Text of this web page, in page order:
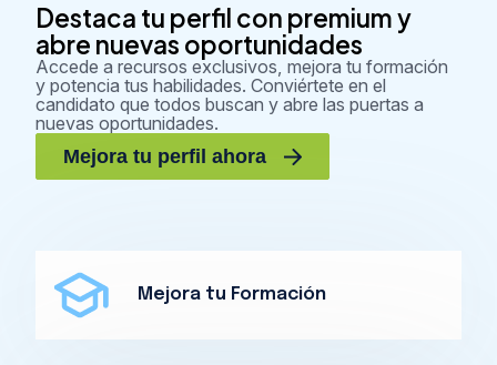
Destaca tu perfil con premium y
abre nuevas oportunidades
Accede a recursos exclusivos, mejora tu formación
y potencia tus habilidades. Conviértete en el
candidato que todos buscan y abre las puertas a
nuevas oportunidades.
Mejora tu perfil ahora
Mejora tu Formación